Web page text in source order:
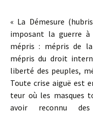
« La Démesure
imposant la guerre à
mépris : mépris de
mépris du droit
liberté des peuples,
Toute crise aiguë est
teur où les masques
avoir reconnu